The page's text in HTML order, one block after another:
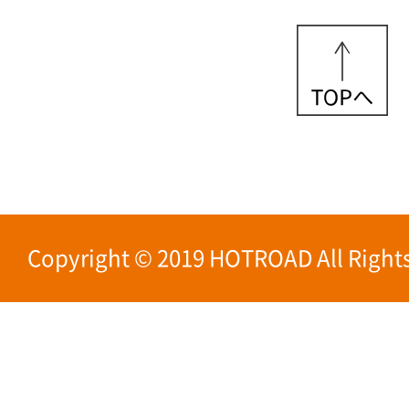
Copyright © 2019 HOTROAD All